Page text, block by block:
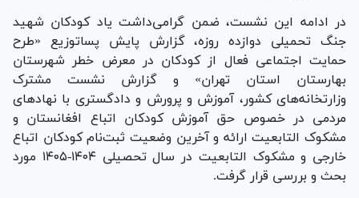
در ادامه این نشست، ضمن گرامی‌داشت یاد کودکان شهید
جنگ تحمیلی دوازده روزه، گزارش پایش پساتوزیع «طرح
حمایت اجتماعی فعال از کودکان در معرض خطر شهرستان
بهارستان استان تهران» و گزارش نشست مشترک
وزارتخانه‌های کشور، آموزش و پرورش و دادگستری با نهاد‌های
مردمی در خصوص حق آموزش کودکان اتباع افغانستان و
مشکوک التابعیت ارائه و آخرین وضعیت ثبت‌نام کودکان اتباع
خارجی و مشکوک التابعیت در سال تحصیلی ۱۴۰۴-۱۴۰۵ مورد
بحث و بررسی قرار گرفت.